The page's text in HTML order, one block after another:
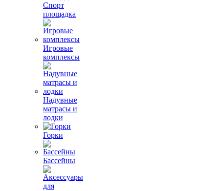
Спорт
площадка
Игровые
комплексы
Надувные
матрасы и
лодки
Горки
Бассейны